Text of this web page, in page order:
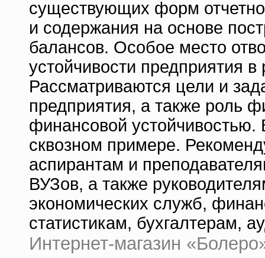
существующих форм
и содержания на основе
балансов. Особое место
устойчивости предприятия
Рассматриваются цели и
предприятия, а также роль
финансовой
сквозном примере.
аспирантам и
ВУЗов, а также
экономических служб,
статистикам, бухгалтерам,
Интернет-магазин